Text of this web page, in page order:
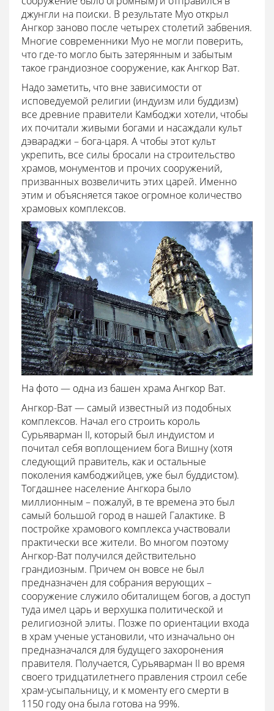
джунгли на поиски. В результате Муо открыл
Ангкор заново после четырех столетий забвения.
Многие современники Муо не могли поверить,
что где-то могло быть затерянным и забытым
такое грандиозное сооружение, как Ангкор Ват.
Надо заметить, что вне зависимости от
исповедуемой религии (индуизм или буддизм)
все древние правители Камбоджи хотели, чтобы
их почитали живыми богами и насаждали культ
дэвараджи – бога-царя. А чтобы этот культ
укрепить, все силы бросали на строительство
храмов, монументов и прочих сооружений,
призванных возвеличить этих царей. Именно
этим и объясняется такое огромное количество
храмовых комплексов.
На фото — одна из башен храма Ангкор Ват.
Ангкор-Ват — самый известный из подобных
комплексов. Начал его строить король
Сурьяварман II, который был индуистом и
почитал себя воплощением бога Вишну (хотя
следующий правитель, как и остальные
поколения камбоджийцев, уже был буддистом).
Тогдашнее население Ангкора было
миллионным – пожалуй, в те времена это был
самый большой город в нашей Галактике. В
постройке храмового комплекса участвовали
практически все жители. Во многом поэтому
Ангкор-Ват получился действительно
грандиозным. Причем он вовсе не был
предназначен для собрания верующих –
сооружение служило обиталищем богов, а доступ
туда имел царь и верхушка политической и
религиозной элиты. Позже по ориентации входа
в храм ученые установили, что изначально он
предназначался для будущего захоронения
правителя. Получается, Сурьяварман II во время
своего тридцатилетнего правления строил себе
храм-усыпальницу, и к моменту его смерти в
1150 году она была готова на 99%.